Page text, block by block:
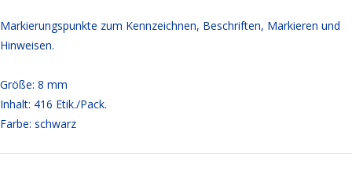
Markierungspunkte zum Kennzeichnen, Beschriften, Markieren und
Hinweisen.
Größe: 8 mm
Inhalt: 416 Etik./Pack.
Farbe: schwarz